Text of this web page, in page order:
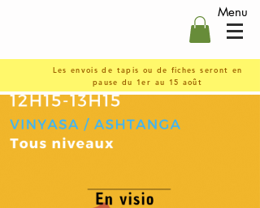
Menu
Les envois de tapis ou de fiches seront en
pause du 1er au 15 août